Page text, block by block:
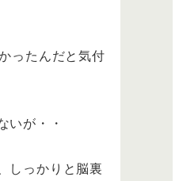
ったんだと気付
いが・・
しっかりと脳裏